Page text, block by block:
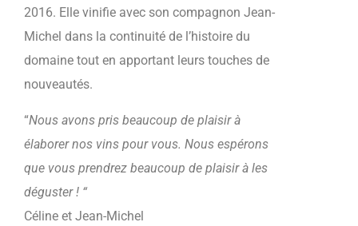
2016. Elle vinifie avec son compagnon Jean-
Michel dans la continuité de l’histoire du
domaine tout en apportant leurs touches de
nouveautés.
“Nous avons pris beaucoup de plaisir à
élaborer nos vins pour vous. Nous espérons
que vous prendrez beaucoup de plaisir à les
déguster ! “
Céline et Jean-Michel